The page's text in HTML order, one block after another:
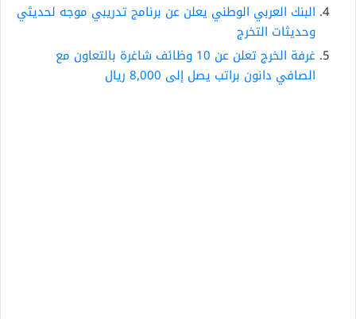
البنك العربي الوطني يعلن عن برنامج تدريبي موجه لحديثي
وحديثات التخرج
غرفة الخرج تعلن عن 10 وظائف شاغرة بالتعاون مع
الصافي دانون براتب يصل إلى 8,000 ريال